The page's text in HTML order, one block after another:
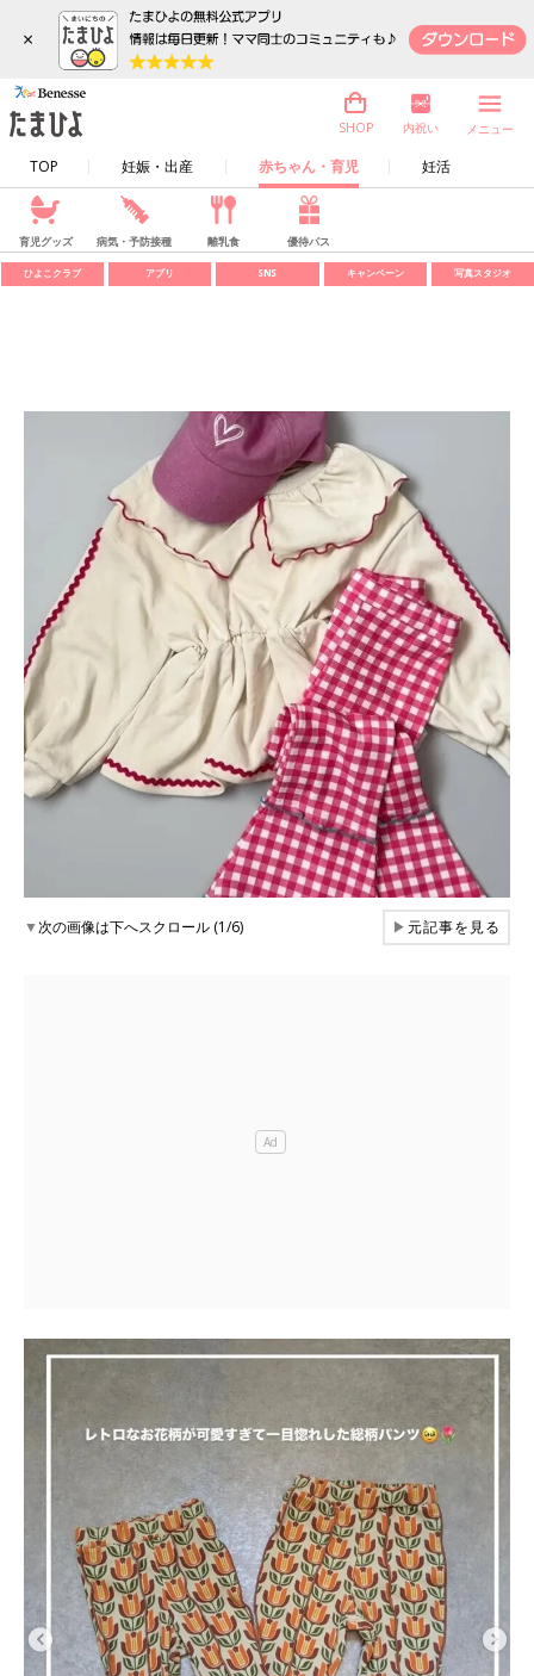
×
TOP 妊娠・出産 赤ちゃん・育児 妊活
SHOP 内祝い メニュー
育児グッズ 病気・予防接種 離乳食 優待パス
ひよこクラブ アプリ SNS キャンペーン 写真スタジオ
▼次の画像は下へスクロール (1/6) ▶元記事を見る